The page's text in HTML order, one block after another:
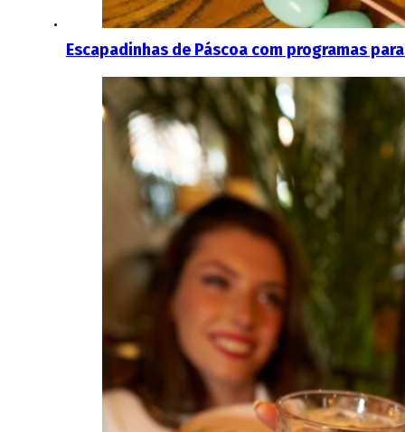
Escapadinhas de Páscoa com programas